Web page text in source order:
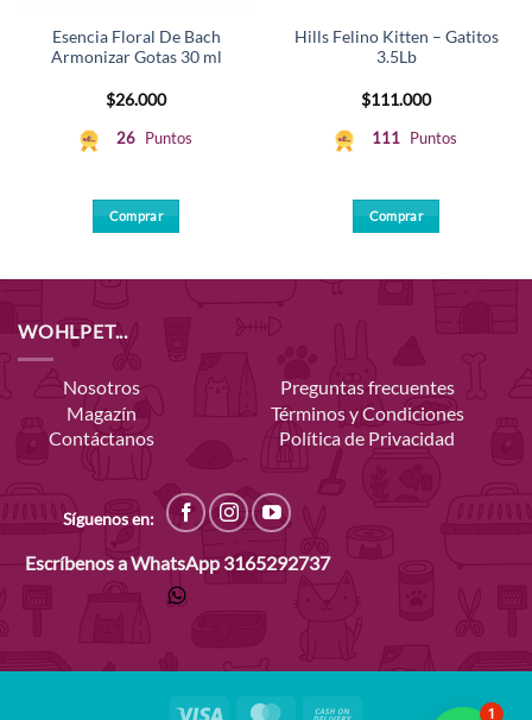
Esencia Floral De Bach
Armonizar Gotas 30 ml
$26.000
26 Puntos
Comprar
Hills Felino Kitten – Gatitos
3.5Lb
$111.000
111 Puntos
Comprar
WOHLPET...
Nosotros
Magazín
Contáctanos
Preguntas frecuentes
Términos y Condiciones
Política de Privacidad
Síguenos en:
Escríbenos a WhatsApp 3165292737
Visa MasterCard 1